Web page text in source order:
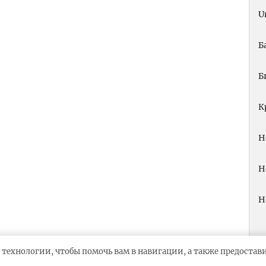
чтобы помочь вам в навигации, а также